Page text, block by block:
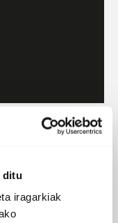
ditu
iragarkiak
BIOGRAFIA